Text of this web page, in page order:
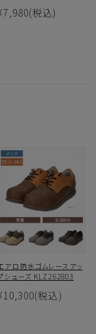
(税込)
アロ防水ゴムレースアッ
シューズ KLZ262803
(税込)